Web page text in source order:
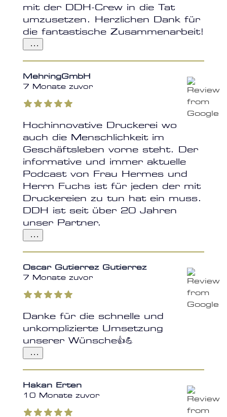
mit der DDH-Crew in die Tat
umzusetzen. Herzlichen Dank für
die fantastische Zusammenarbeit!
...
MehringGmbH
7 Monate zuvor
Hochinnovative Druckerei wo
auch die Menschlichkeit im
Geschäftsleben vorne steht. Der
informative und immer aktuelle
Podcast von Frau Hermes und
Herrn Fuchs ist für jeden der mit
Druckereien zu tun hat ein muss.
DDH ist seit über 20 Jahren
unser Partner.
...
Oscar Gutierrez Gutierrez
7 Monate zuvor
Danke für die schnelle und
unkomplizierte Umsetzung
unserer Wünsche👍💪
...
Hakan Erten
10 Monate zuvor